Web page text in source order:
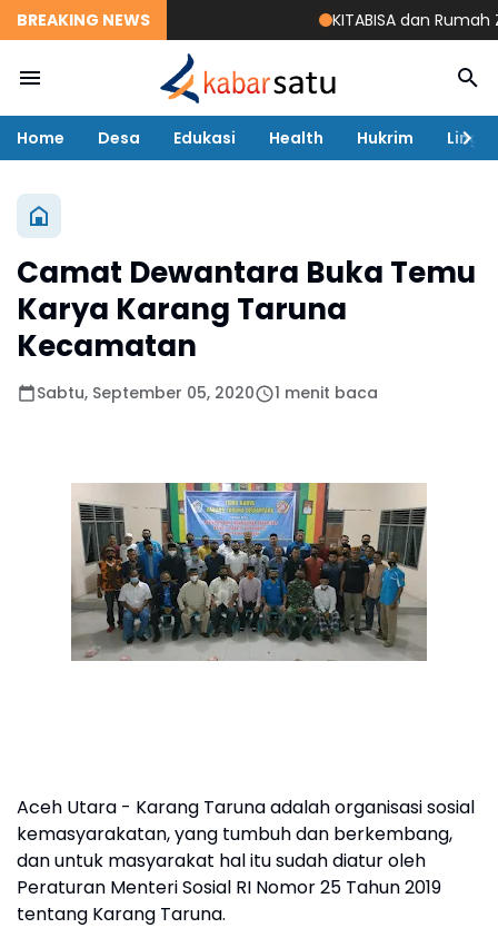
BREAKING NEWS KITABISA dan Rumah
Home Desa Edukasi Health Hukrim
Camat Dewantara Buka Temu
Karya Karang Taruna
Kecamatan
Sabtu, September 05, 2020 1 menit baca
Aceh Utara - Karang Taruna adalah organisasi sosial
kemasyarakatan, yang tumbuh dan berkembang,
dan untuk masyarakat hal itu sudah diatur oleh
Peraturan Menteri Sosial RI Nomor 25 Tahun 2019
tentang Karang Taruna.